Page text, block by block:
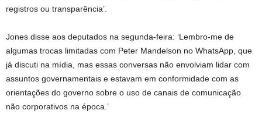
registros ou transparência’.
Jones disse aos deputados na segunda-feira: ‘Lembro-me de
algumas trocas limitadas com Peter Mandelson no WhatsApp, que
já discuti na mídia, mas essas conversas não envolviam lidar com
assuntos governamentais e estavam em conformidade com as
orientações do governo sobre o uso de canais de comunicação
não corporativos na época.’